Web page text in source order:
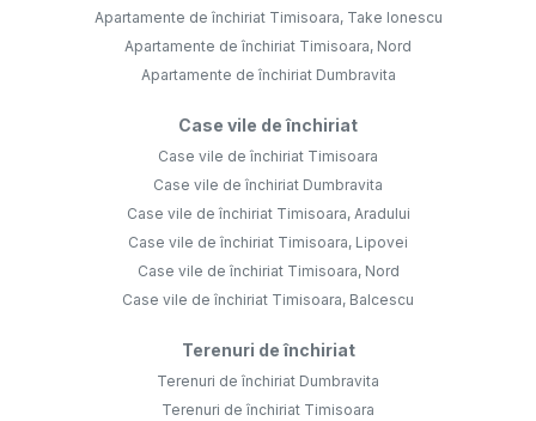
Apartamente de închiriat Timisoara, Take Ionescu
Apartamente de închiriat Timisoara, Nord
Apartamente de închiriat Dumbravita
Case vile de închiriat
Case vile de închiriat Timisoara
Case vile de închiriat Dumbravita
Case vile de închiriat Timisoara, Aradului
Case vile de închiriat Timisoara, Lipovei
Case vile de închiriat Timisoara, Nord
Case vile de închiriat Timisoara, Balcescu
Terenuri de închiriat
Terenuri de închiriat Dumbravita
Terenuri de închiriat Timisoara